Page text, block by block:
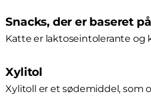
Snacks, der er baseret
Katte er laktoseintolerante og
Xylitol
Xylitoll er et sødemiddel, som